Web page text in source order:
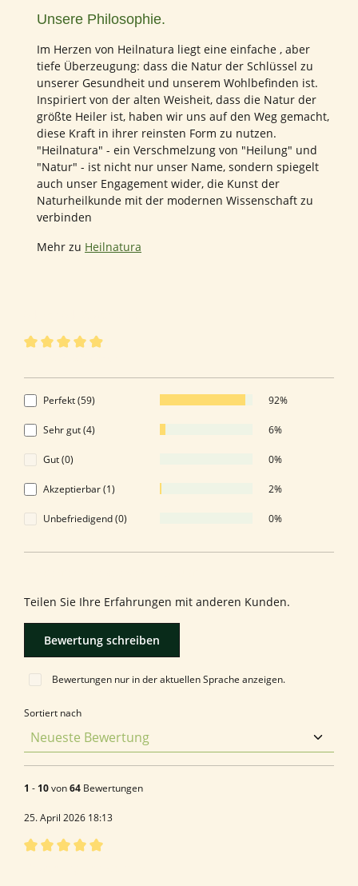
Unsere Philosophie.
Im Herzen von Heilnatura liegt eine einfache , aber
tiefe Überzeugung: dass die Natur der Schlüssel zu
unserer Gesundheit und unserem Wohlbefinden ist.
Inspiriert von der alten Weisheit, dass die Natur der
größte Heiler ist, haben wir uns auf den Weg gemacht,
diese Kraft in ihrer reinsten Form zu nutzen.
"Heilnatura" - ein Verschmelzung von "Heilung" und
"Natur" - ist nicht nur unser Name, sondern spiegelt
auch unser Engagement wider, die Kunst der
Naturheilkunde mit der modernen Wissenschaft zu
verbinden
Mehr zu Heilnatura
Perfekt (59) 92%
Sehr gut (4) 6%
Gut (0) 0%
Akzeptierbar (1) 2%
Unbefriedigend (0) 0%
Teilen Sie Ihre Erfahrungen mit anderen Kunden.
Bewertung schreiben
Bewertungen nur in der aktuellen Sprache anzeigen.
Sortiert nach
1 - 10von64 Bewertungen
25. April 2026 18:13